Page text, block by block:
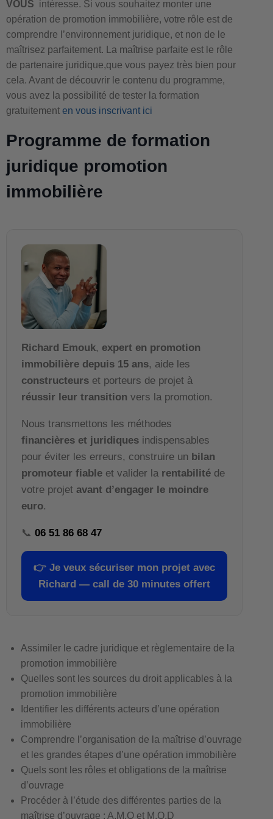
VOUS intéresse. Si vous souhaitez monter une
opération de promotion immobilière, votre rôle est de
comprendre l’environnement juridique, et non de le
maîtrisez parfaitement. La maîtrise parfaite est le rôle
de partenaire juridique,que vous payez très bien pour
cela. Avant de découvrir le contenu du programme,
vous avez la possibilité de tester la formation
gratuitement en vous inscrivant ici
Programme de formation
juridique promotion
immobilière
Richard Emouk, expert en promotion
immobilière depuis 15 ans, aide les
constructeurs et porteurs de projet à
réussir leur transition vers la promotion.
Nous transmettons les méthodes
financières et juridiques indispensables
pour éviter les erreurs, construire un bilan
promoteur fiable et valider la rentabilité de
votre projet avant d’engager le moindre
euro.
📞 06 51 86 68 47
👉 Je veux sécuriser mon projet avec
Richard — call de 30 minutes offert
Assimiler le cadre juridique et règlementaire de la
promotion immobilière
Quelles sont les sources du droit applicables à la
promotion immobilière
Identifier les différents acteurs d’une opération
immobilière
Comprendre l’organisation de la maîtrise d’ouvrage
et les grandes étapes d’une opération immobilière
Quels sont les rôles et obligations de la maîtrise
d’ouvrage
Procéder à l’étude des différentes parties de la
maîtrise d’ouvrage : A.M.O et M.O.D